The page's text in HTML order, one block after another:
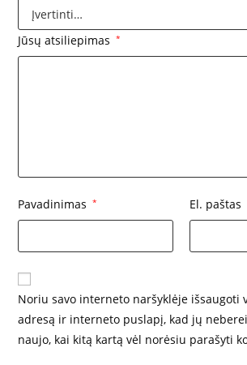
Jūsų atsiliepimas *
Pavadinimas * El. paštas
Noriu savo interneto naršyklėje išsaugoti
adresą ir interneto puslapį, kad jų
naujo, kai kitą kartą vėl norėsiu parašyti